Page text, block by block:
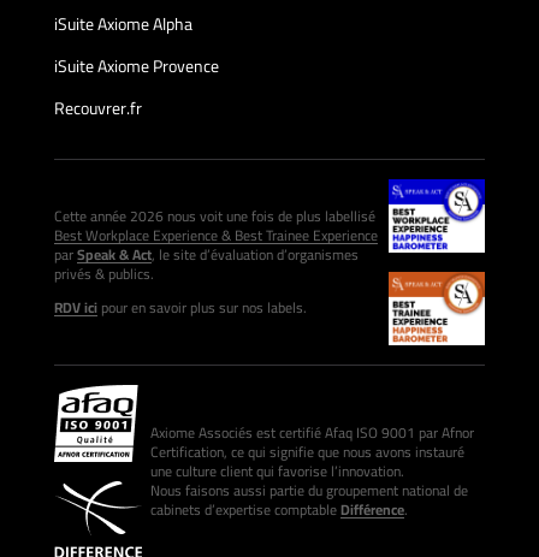
iSuite Axiome Alpha
iSuite Axiome Provence
Recouvrer.fr
Cette année 2026 nous voit une fois de plus labellisé
Best Workplace Experience & Best Trainee Experience
parSpeak & Act, le site d’évaluation d’organismes
privés & publics.
RDV icipour en savoir plus sur nos labels.
Axiome Associés est certifié Afaq ISO 9001 par Afnor
Certification, ce qui signifie que nous avons instauré
une culture client qui favorise l’innovation.
Nous faisons aussi partie du groupement national de
cabinets d’expertise comptableDifférence.